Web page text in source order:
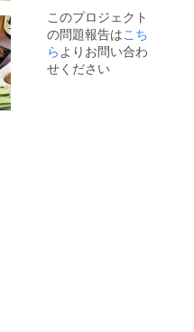
このプロジェクト
の問題報告はこち
らよりお問い合わ
せください